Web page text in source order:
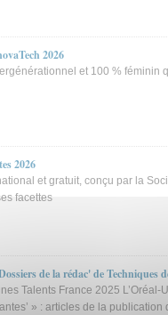
2026
et 100 % féminin
2026
et gratuit, conçu par la
facettes
de la rédac' de Techniques
Talents France 2025
» : articles de la